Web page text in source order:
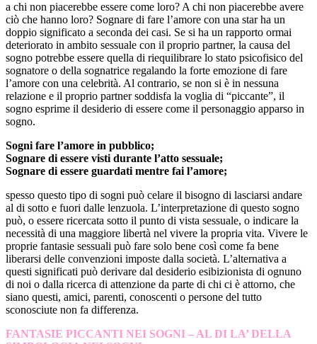
a chi non piacerebbe essere come loro? A chi non piacerebbe avere
ciò che hanno loro? Sognare di fare l’amore con una star ha un
doppio significato a seconda dei casi. Se si ha un rapporto ormai
deteriorato in ambito sessuale con il proprio partner, la causa del
sogno potrebbe essere quella di riequilibrare lo stato psicofisico del
sognatore o della sognatrice regalando la forte emozione di fare
l’amore con una celebrità. Al contrario, se non si è in nessuna
relazione e il proprio partner soddisfa la voglia di “piccante”, il
sogno esprime il desiderio di essere come il personaggio apparso in
sogno.
Sogni fare l’amore in pubblico;
Sognare di essere visti durante l’atto sessuale;
Sognare di essere guardati mentre fai l’amore;
spesso questo tipo di sogni può celare il bisogno di lasciarsi andare
al di sotto e fuori dalle lenzuola. L’interpretazione di questo sogno
può, o essere ricercata sotto il punto di vista sessuale, o indicare la
necessità di una maggiore libertà nel vivere la propria vita. Vivere le
proprie fantasie sessuali può fare solo bene così come fa bene
liberarsi delle convenzioni imposte dalla società. L’alternativa a
questi significati può derivare dal desiderio esibizionista di ognuno
di noi o dalla ricerca di attenzione da parte di chi ci è attorno, che
siano questi, amici, parenti, conoscenti o persone del tutto
sconosciute non fa differenza.
FANTASIE PICCANTI NEI SOGNI – AL DI LA’ DELLA